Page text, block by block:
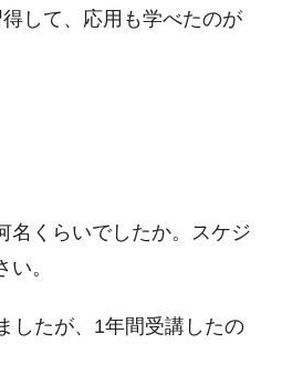
して、応用も学べたのが
らいでしたか。スケジ
。
したが、1年間受講したの